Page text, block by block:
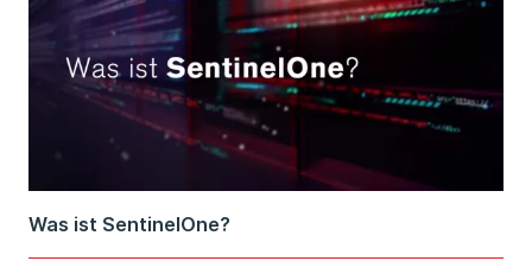
Was ist SentinelOne?